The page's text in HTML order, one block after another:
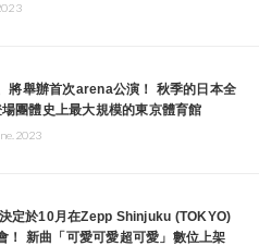
將舉辦首次arena公演！ 秋季的日本全
團體史上最大規模的東京體育館
定於10月在Zepp Shinjuku (TOKYO)
！ 新曲「可愛可愛超可愛」數位上架